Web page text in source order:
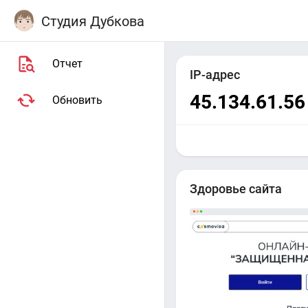
Студия Дубкова
Отчет
Обновить
IP-адрес
45.134.61.56
Здоровье сайта